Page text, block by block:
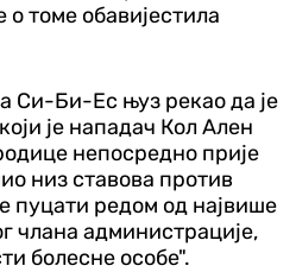
о томе обавијестила
Си-Би-Ес њуз рекао да је
је нападач Кол Ален
непосредно прије
низ ставова против
пуцати редом од највише
члана администрације,
болесне особе".